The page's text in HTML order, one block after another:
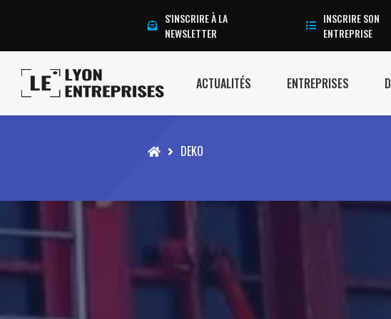
S'INSCRIRE À LA
NEWSLETTER
INSCRIRE SON
ENTREPRISE
ACTUALITÉS ENTREPRISES
Accueil DEKO